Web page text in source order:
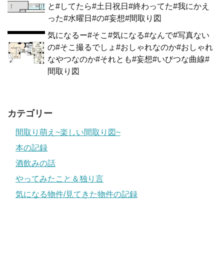
と#してたら#土日祝日#終わってた#我にかえ
った#水曜日#の#妄想#間取り図
気になるー#そこ#気になる#なんで#写真ない
の#そこ撮るでしょ#おしゃれなのか#おしゃれ
なやつなのか#それとも#妄想#いびつな曲線#
間取り図
カテゴリー
間取り萌え~楽しい間取り図~
本の記録
酒飲みの話
やってみたこと＆独り言
気になる物件/見てきた物件の記録